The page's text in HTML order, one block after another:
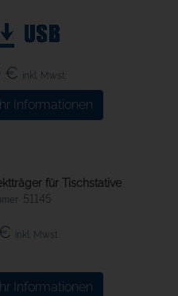
€ inkl. Mwst.
Informationen
für Tischstative
51145
inkl. Mwst.
Informationen